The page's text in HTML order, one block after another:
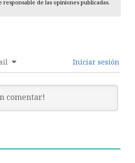
responsable de las opiniones publicadas.
Iniciar sesión